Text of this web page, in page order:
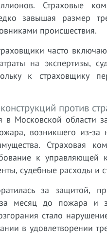
Страховые
завышая размер
происшествия.
часто
на экспертизы,
к страховщику
против
в Московской области
возникшего из-
Страховая
к
судебные расходы и
за защитой,
за месяц до пожара и
стало
в удовлетворении